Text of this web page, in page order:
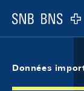
Logo
Données